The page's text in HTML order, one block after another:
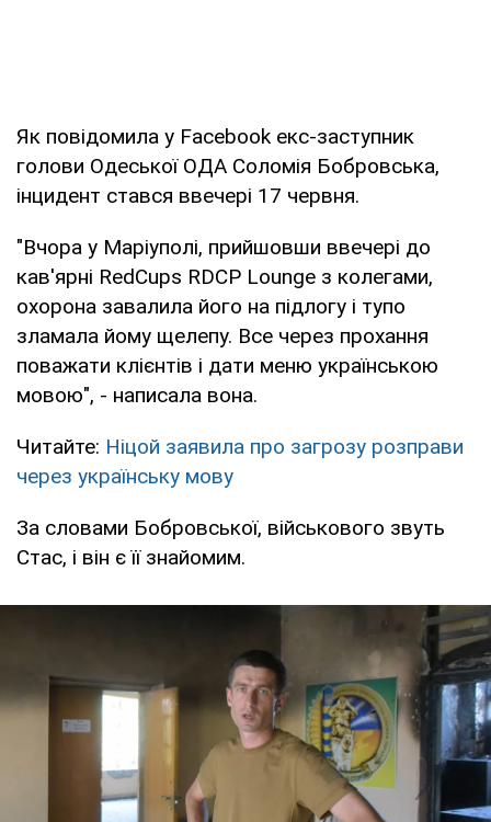
Як повідомила у Facebook екс-заступник
голови Одеської ОДА Соломія Бобровська,
інцидент стався ввечері 17 червня.
"Вчора у Маріуполі, прийшовши ввечері до
кав'ярні RedCups RDCP Lounge з колегами,
охорона завалила його на підлогу і тупо
зламала йому щелепу. Все через прохання
поважати клієнтів і дати меню українською
мовою", - написала вона.
Читайте: Ніцой заявила про загрозу розправи
через українську мову
За словами Бобровської, військового звуть
Стас, і він є її знайомим.